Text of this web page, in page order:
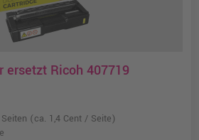
ersetzt Ricoh 407719
(ca. 1,4 Cent / Seite)